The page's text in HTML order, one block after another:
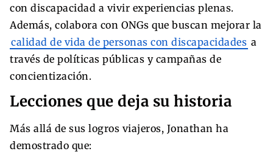
con discapacidad a vivir experiencias plenas.
Además, colabora con ONGs que buscan mejorar la
calidad de vida de personas con discapacidades a
través de políticas públicas y campañas de
concientización.
Lecciones que deja su historia
Más allá de sus logros viajeros, Jonathan ha
demostrado que: